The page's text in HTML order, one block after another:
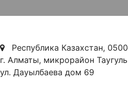
Республика Казахстан,
г. Алматы, микрорайон
ул. Дауылбаева дом 69